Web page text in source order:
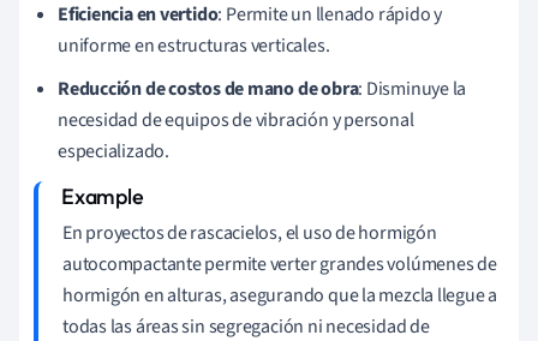
Eficiencia en vertido: Permite un llenado rápido y
uniforme en estructuras verticales.
Reducción de costos de mano de obra: Disminuye la
necesidad de equipos de vibración y personal
especializado.
En proyectos de rascacielos, el uso de hormigón
autocompactante permite verter grandes volúmenes de
hormigón en alturas, asegurando que la mezcla llegue a
todas las áreas sin segregación ni necesidad de